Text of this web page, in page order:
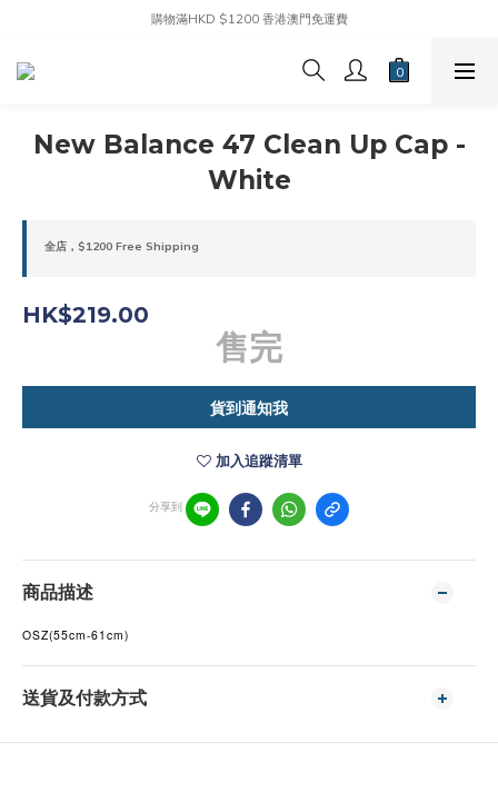
購物滿HKD $1200 香港澳門免運費
New Balance 47 Clean Up Cap -
White
全店，$1200 Free Shipping
HK$219.00
售完
貨到通知我
加入追蹤清單
分享到
商品描述
OSZ(55cm-61cm)
送貨及付款方式